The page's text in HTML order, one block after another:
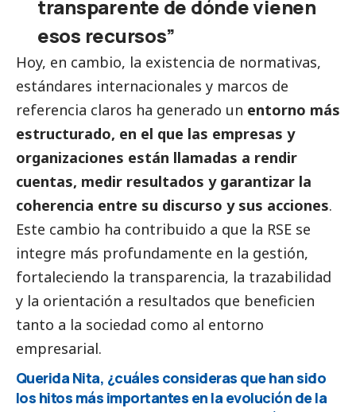
transparente de dónde vienen
esos recursos”
Hoy, en cambio, la existencia de normativas,
estándares internacionales y marcos de
referencia claros ha generado un entorno más
estructurado, en el que las empresas y
organizaciones están llamadas a rendir
cuentas, medir resultados y garantizar la
coherencia entre su discurso y sus acciones.
Este cambio ha contribuido a que la RSE se
integre más profundamente en la gestión,
fortaleciendo la transparencia, la trazabilidad
y la orientación a resultados que beneficien
tanto a la sociedad como al entorno
empresarial.
Querida Nita, ¿cuáles consideras que han sido
los hitos más importantes en la evolución de la